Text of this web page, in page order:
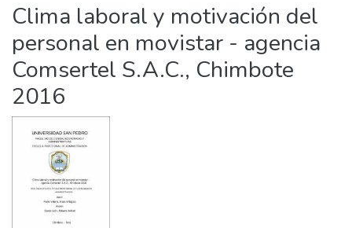
Statistics
Clima laboral y motivación del
personal en movistar - agencia
Comsertel S.A.C., Chimbote
2016